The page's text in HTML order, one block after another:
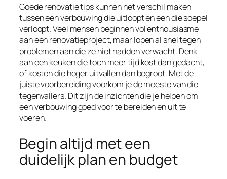
Goede renovatie tips kunnen het verschil maken
tussen een verbouwing die uitloopt en een die soepel
verloopt. Veel mensen beginnen vol enthousiasme
aan een renovatieproject, maar lopen al snel tegen
problemen aan die ze niet hadden verwacht. Denk
aan een keuken die toch meer tijd kost dan gedacht,
of kosten die hoger uitvallen dan begroot. Met de
juiste voorbereiding voorkom je de meeste van die
tegenvallers. Dit zijn de inzichten die je helpen om
een verbouwing goed voor te bereiden en uit te
voeren.
Begin altijd met een
duidelijk plan en budget